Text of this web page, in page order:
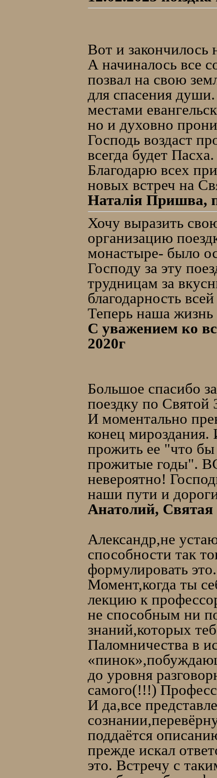
Вот и
А начиналось все
позвал на свою
для спасения
местами
но и духовно
Господь воздаст
всегда будет Пасха.
Благодарю всех
новых встреч на
Наталія Пришва,
Хочу выразить
организацию
монастыре- было
Господу за эту
трудницам за
благодарность
Теперь наша жизнь
С уважением ко
2020г
Большое спасибо
поездку по
И моментально
конец
прожить ее "что
прожитые годы".
невероятно!
наши пути и
Анатолий, Святая
Александр,не
способности так
формулировать
Момент,когда ты
лекцию к
не способным ни
знаний,которых
Паломничества в
до уровня
самого(!!!)
И да,все
поддаётся
прежде искал
это. Встречу с